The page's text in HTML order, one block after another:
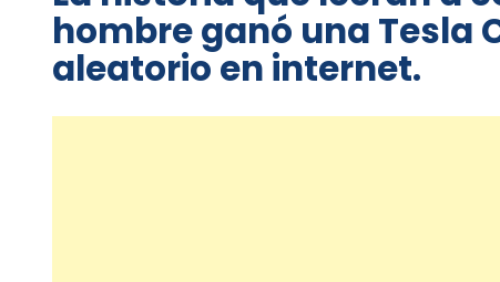
hombre ganó una Tesla
aleatorio en internet.